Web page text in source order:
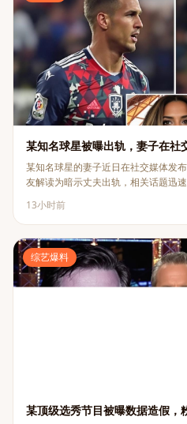
某知名球星被曝出轨，妻子在社
某知名球星的妻子近日在社交媒体发
友解读为暗示丈夫出轨，相关话题迅速
13小时前
综艺爆料
某顶级选秀节目被曝数据造假，